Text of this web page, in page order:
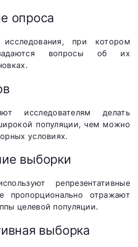
опроса
при котором
вопросы об их
исследователям делать
популяции, чем можно
условиях.
выборки
репрезентативные
пропорционально отражают
целевой популяции.
выборка